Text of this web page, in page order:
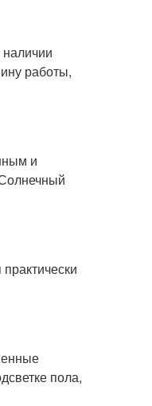
наличии
работы,
и
пола,